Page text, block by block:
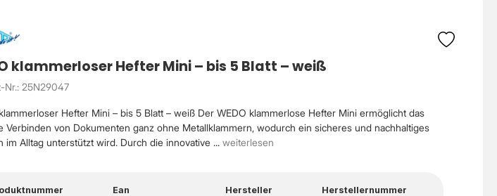
klammerloser Hefter Mini – bis 5 Blatt – weiß
Nr.: 25N29047
Hefter Mini – bis 5 Blatt – weiß Der WEDO klammerlose Hefter Mini ermöglicht das
Verbinden von Dokumenten ganz ohne Metallklammern, wodurch ein sicheres und nachhaltiges
im Alltag unterstützt wird. Durch die innovative ... weiterlesen
Ean
Hersteller
Herstellernummer